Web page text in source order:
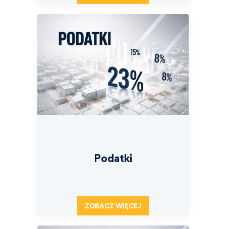
Podatki
ZOBACZ WIĘCEJ